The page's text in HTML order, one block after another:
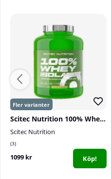
Scitec Nutrition 100% Whey Isolate, 1816 g
Scitec Nutrition
3
1099 kr Köp!